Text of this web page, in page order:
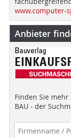
www.computer-
Anbieter
Finden Sie mehr
BAU - der